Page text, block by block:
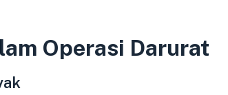
Operasi Darurat